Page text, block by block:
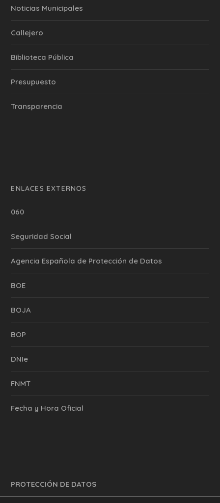
‎Noticias Municipales
Callejero
Biblioteca Pública
Presupuesto
Transparencia
ENLACES EXTERNOS
060
Seguridad Social
Agencia Española de Protección de Datos
BOE
BOJA
BOP
DNIe
FNMT
Fecha y Hora Oficial
PROTECCIÓN DE DATOS